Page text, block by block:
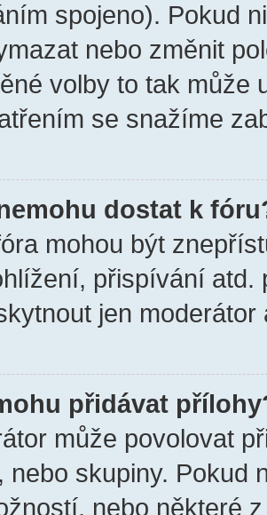
spojeno). Pokud
nebo změnit
volby to tak může
se snažíme
dostat k
mohou být
přispívání atd.
jen
přidávat
může povolovat
nebo skupiny. Pokud
nebo některé